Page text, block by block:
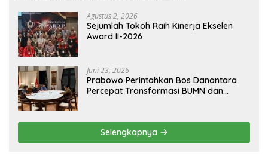
Agustus 2, 2026
Sejumlah Tokoh Raih Kinerja Ekselen
Award II-2026
Juni 23, 2026
Prabowo Perintahkan Bos Danantara
Percepat Transformasi BUMN dan
Selengkapnya